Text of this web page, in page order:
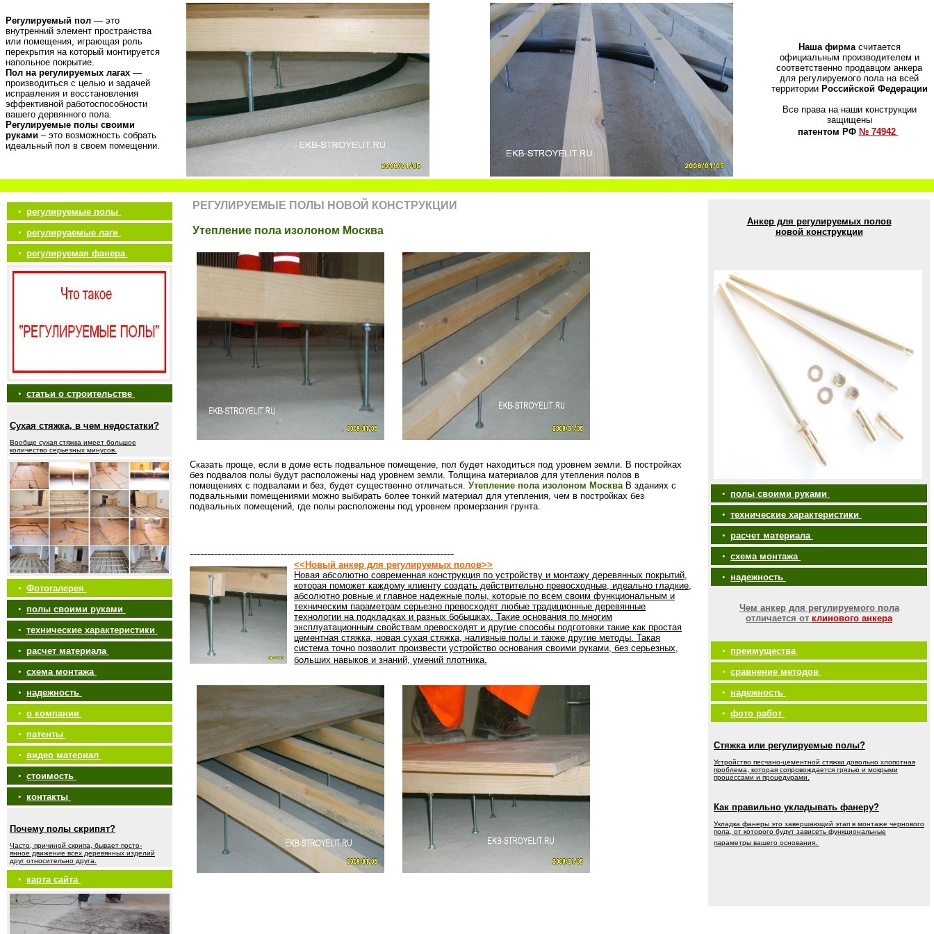
Регулируемый пол — это
внутренний элемент пространства
или помещения, играющая роль
перекрытия на который монтируется
напольное покрытие.
Пол на регулируемых лагах —
производиться с целью и задачей
исправления и восстановления
эффективной работоспособности
вашего дервянного пола.
Регулируемые полы своими
руками – это возможность собрать
идеальный пол в своем помещении.
Наша фирмасчитается
официальным производителем и
соответственно продавцом анкера
для регулируемого пола на всей
территории Российской Федерации
Все права на наши конструкции
защищены
патентом РФ № 74942
• регулируемые полы
• регулируаемые лаги
• регулируемая фанера
• статьи о строительстве
Сухая стяжка, в чем недостатки?
Вообще сухая стяжка имеет большое
количество серьезных минусов.
• Фотогалерея
• полы своими руками
• технические характеристики
• расчет материала
• схема монтажа
• надежность
• о компании
• патенты
• видео материал
• стоимость
• контакты
Почему полы скрипят?
Часто, причиной скрипа, бывает посто-
янное движение всех деревянных изделий
друг относительно друга.
• карта сайта
РЕГУЛИРУЕМЫЕ ПОЛЫ НОВОЙ КОНСТРУКЦИИ
Утепление пола изолоном Москва
Сказать проще, если в доме есть подвальное помещение, пол будет находиться под уровнем земли. В постройках
без подвалов полы будут расположены над уровнем земли. Толщина материалов для утепления полов в
помещениях с подвалами и без, будет существенно отличаться. Утепление пола изолоном МоскваВ зданиях с
подвальными помещениями можно выбирать более тонкий материал для утепления, чем в постройках без
подвальных помещений, где полы расположены под уровнем промерзания грунта.
----------------------------------------------------------------------------
<<Новый анкер для регулируемых полов>>
Новая абсолютно современная конструкция по устройству и монтажу деревянных покрытий,
которая поможет каждому клиенту создать действительно превосходные, идеально гладкие,
абсолютно ровные и главное надежные полы, которые по всем своим функциональным и
техническим параметрам серьезно превосходят любые традиционные деревянные
технологии на подкладках и разных бобышках. Такие основания по многим
эксплуатационным свойствам превосходят и другие способы подготовки такие как простая
цементная стяжка, новая сухая стяжка, наливные полы и также другие методы. Такая
система точно позволит произвести устройство основания своими руками, без серьезных,
больших навыков и знаний, умений плотника.
Анкер для регулируемых полов
новой конструкции
• полы своими руками
• технические характеристики
• расчет материала
• схема монтажа
• надежность
Чем анкер для регулируемого пола
отличается от клинового анкера
• преимущества
• сравнение методов
• надежность
• фото работ
Стяжка или регулируемые полы?
Устройство песчано-цементной стяжки довольно хлопотная
проблема, которая сопровождается грязью и мокрыми
процессами и процедурами.
Как правильно укладывать фанеру?
Укладка фанеры это завершающий этап в монтаже чернового
пола, от которого будут зависеть функциональные
параметры вашего основания.